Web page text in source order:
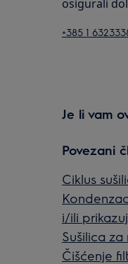
osigurali
+385 1
Je li vam
Povezani
Ciklus
i/ili
Sušilica
Čišćenje